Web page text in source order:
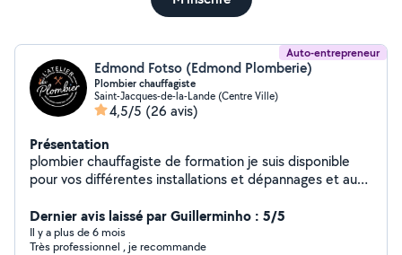
Auto-entrepreneur
Edmond Fotso (Edmond Plomberie)
Plombier chauffagiste
Saint-Jacques-de-la-Lande (Centre Ville)
4,5/5 (26 avis)
Présentation
plombier chauffagiste de formation je suis disponible
pour vos différentes installations et dépannages et aussi
Dernier avis laissé par Guillerminho : 5/5
Il y a plus de 6 mois
Très professionnel , je recommande